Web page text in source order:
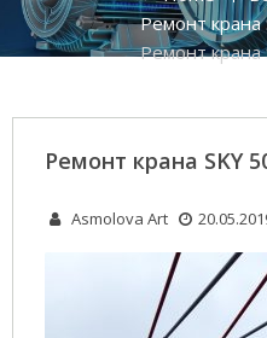
Ремонт крана
Ремонт крана
Ремонт крана SKY
Asmolova Art